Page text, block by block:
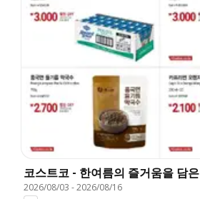
코스트코 - 한여름의 즐거움을 담은
2026/08/03 -2026/08/16